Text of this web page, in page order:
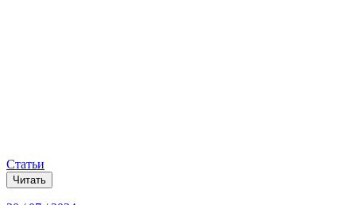
Статьи
Читать